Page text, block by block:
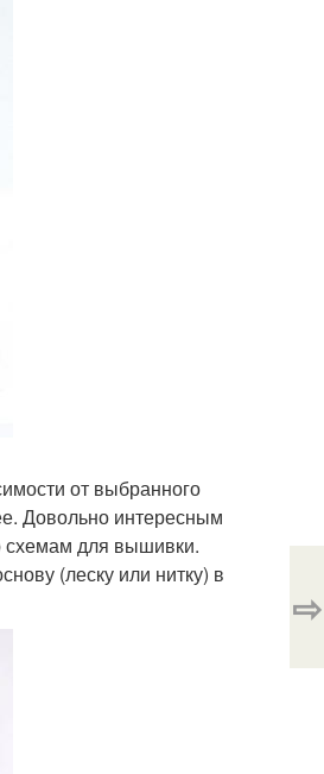
от выбранного
Довольно интересным
схемам для вышивки.
(леску или нитку) в
⇨